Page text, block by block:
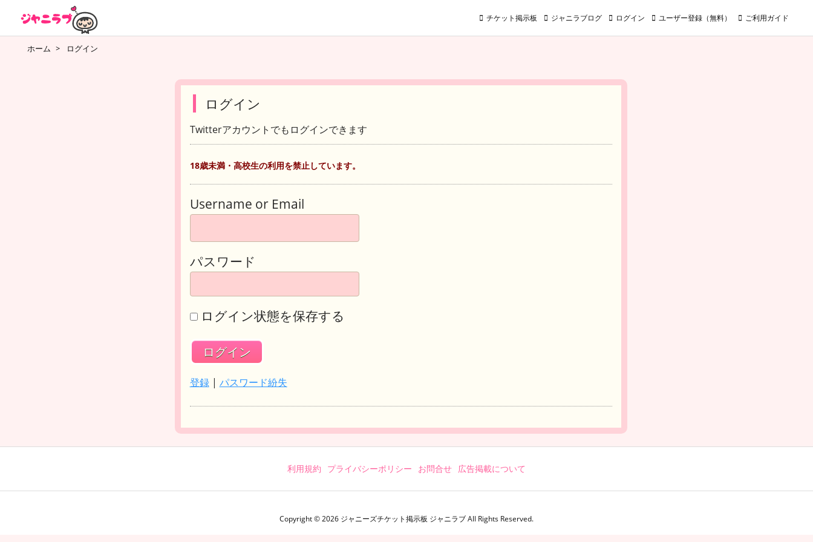
チケット掲示板 ジャニラブログ ログイン ユーザー登録（無料） ご利用ガイド
ホーム > ログイン
ログイン
Twitterアカウントでもログインできます
18歳未満・高校生の利用を禁止しています。
Username or Email
パスワード
ログイン状態を保存する
登録| パスワード紛失
利用規約 プライバシーポリシー お問合せ 広告掲載について
Copyright ©2026 ジャニーズチケット掲示板 ジャニラブAll Rights Reserved.